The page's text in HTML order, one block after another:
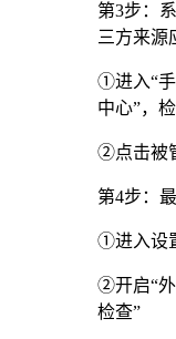
第3步：
三方来源
①进入“手
中心”，
②点击被
第4步：
①进入设
②开启“外
检查”